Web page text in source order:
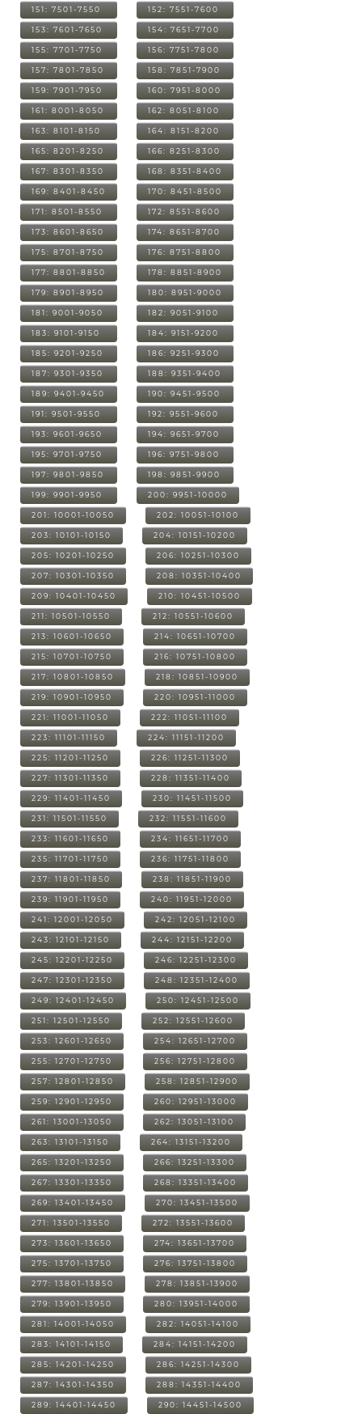
151: 7501-7550 152: 7551-7600
153: 7601-7650 154: 7651-7700
155: 7701-7750 156: 7751-7800
157: 7801-7850 158: 7851-7900
159: 7901-7950 160: 7951-8000
161: 8001-8050 162: 8051-8100
163: 8101-8150 164: 8151-8200
165: 8201-8250 166: 8251-8300
167: 8301-8350 168: 8351-8400
169: 8401-8450 170: 8451-8500
171: 8501-8550 172: 8551-8600
173: 8601-8650 174: 8651-8700
175: 8701-8750 176: 8751-8800
177: 8801-8850 178: 8851-8900
179: 8901-8950 180: 8951-9000
181: 9001-9050 182: 9051-9100
183: 9101-9150 184: 9151-9200
185: 9201-9250 186: 9251-9300
187: 9301-9350 188: 9351-9400
189: 9401-9450 190: 9451-9500
191: 9501-9550 192: 9551-9600
193: 9601-9650 194: 9651-9700
195: 9701-9750 196: 9751-9800
197: 9801-9850 198: 9851-9900
199: 9901-9950 200: 9951-10000
201: 10001-10050 202: 10051-10100
203: 10101-10150 204: 10151-10200
205: 10201-10250 206: 10251-10300
207: 10301-10350 208: 10351-10400
209: 10401-10450 210: 10451-10500
211: 10501-10550 212: 10551-10600
213: 10601-10650 214: 10651-10700
215: 10701-10750 216: 10751-10800
217: 10801-10850 218: 10851-10900
219: 10901-10950 220: 10951-11000
221: 11001-11050 222: 11051-11100
223: 11101-11150 224: 11151-11200
225: 11201-11250 226: 11251-11300
227: 11301-11350 228: 11351-11400
229: 11401-11450 230: 11451-11500
231: 11501-11550 232: 11551-11600
233: 11601-11650 234: 11651-11700
235: 11701-11750 236: 11751-11800
237: 11801-11850 238: 11851-11900
239: 11901-11950 240: 11951-12000
241: 12001-12050 242: 12051-12100
243: 12101-12150 244: 12151-12200
245: 12201-12250 246: 12251-12300
247: 12301-12350 248: 12351-12400
249: 12401-12450 250: 12451-12500
251: 12501-12550 252: 12551-12600
253: 12601-12650 254: 12651-12700
255: 12701-12750 256: 12751-12800
257: 12801-12850 258: 12851-12900
259: 12901-12950 260: 12951-13000
261: 13001-13050 262: 13051-13100
263: 13101-13150 264: 13151-13200
265: 13201-13250 266: 13251-13300
267: 13301-13350 268: 13351-13400
269: 13401-13450 270: 13451-13500
271: 13501-13550 272: 13551-13600
273: 13601-13650 274: 13651-13700
275: 13701-13750 276: 13751-13800
277: 13801-13850 278: 13851-13900
279: 13901-13950 280: 13951-14000
281: 14001-14050 282: 14051-14100
283: 14101-14150 284: 14151-14200
285: 14201-14250 286: 14251-14300
287: 14301-14350 288: 14351-14400
289: 14401-14450 290: 14451-14500